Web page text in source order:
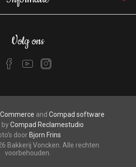
Volg ons
and Compad software
byCompad Reclamestudio
door Bjorn Frins
Bakkerij Voncken. Alle rechten
voorbehouden.